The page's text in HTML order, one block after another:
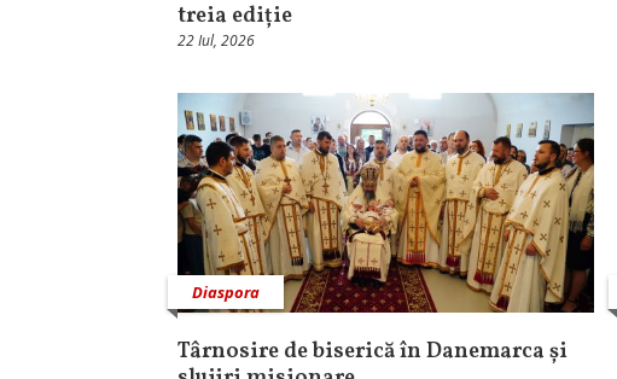
treia ediție
22 Iul, 2026
Diaspora
Târnosire de biserică în Danemarca și